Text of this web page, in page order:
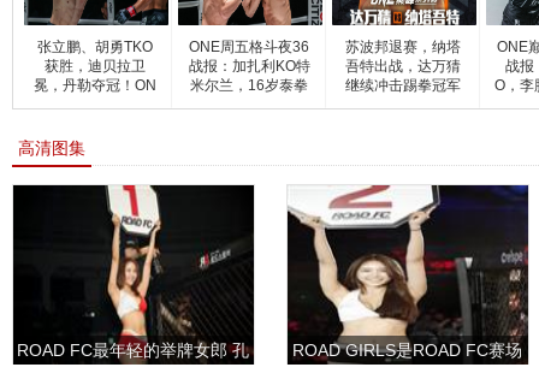
张立鹏、胡勇TKO
获胜，迪贝拉卫
冕，丹勒夺冠！ON
E巅峰系
ONE周五格斗夜36
战报：加扎利KO特
米尔兰，16岁泰拳
新星
苏波邦退赛，纳塔
吾特出战，达万猜
继续冲击踢拳冠军
梦想
ONE
战报
O，李
高清图集
ROAD FC最年轻的举牌女郎 孔
ROAD GIRLS是ROAD FC赛场